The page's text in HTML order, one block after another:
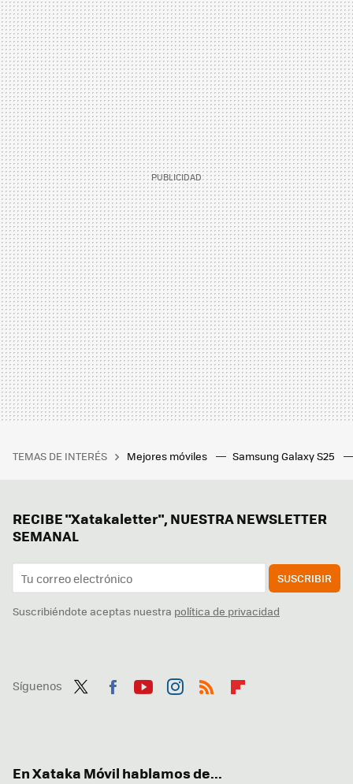
TEMAS DE INTERÉS Mejores móviles Samsung Galaxy S25
RECIBE "Xatakaletter", NUESTRA NEWSLETTER
SEMANAL
SUSCRIBIR
Suscribiéndote aceptas nuestra política de privacidad
Síguenos
En Xataka Móvil hablamos de...